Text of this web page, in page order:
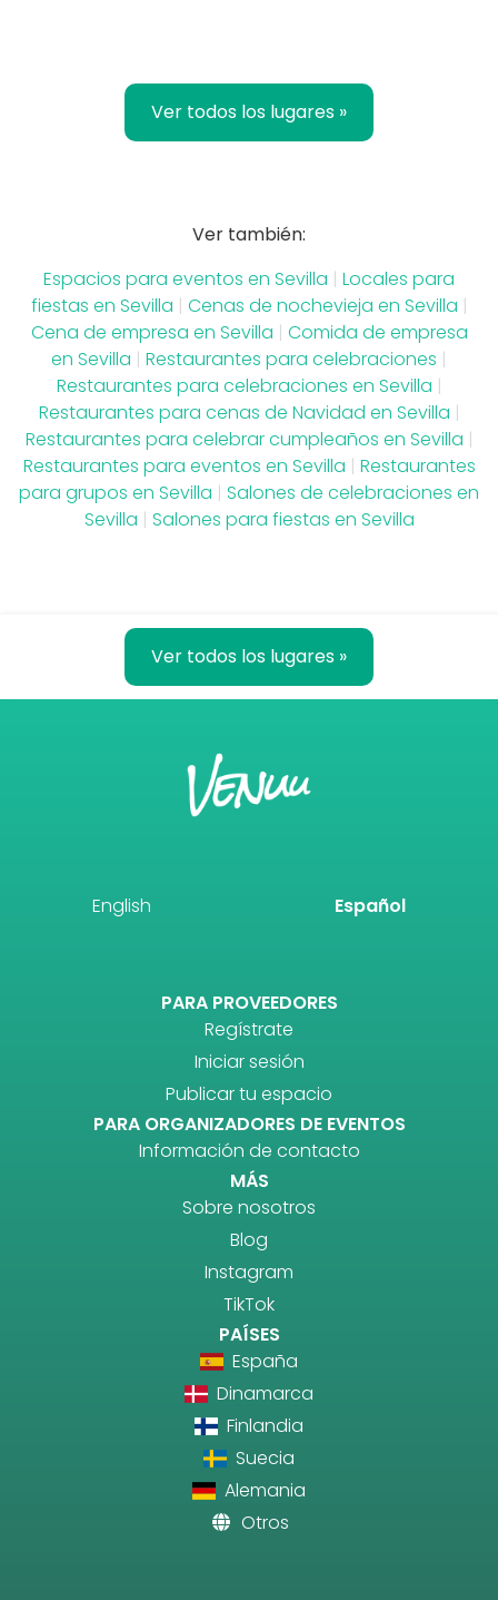
Ver todos los lugares »
Ver también:
Espacios para eventos en Sevilla | Locales para
fiestas en Sevilla | Cenas de nochevieja en Sevilla |
Cena de empresa en Sevilla | Comida de empresa
en Sevilla | Restaurantes para celebraciones |
Restaurantes para celebraciones en Sevilla |
Restaurantes para cenas de Navidad en Sevilla |
Restaurantes para celebrar cumpleaños en Sevilla |
Restaurantes para eventos en Sevilla | Restaurantes
para grupos en Sevilla | Salones de celebraciones en
Sevilla | Salones para fiestas en Sevilla
Ver todos los lugares »
English Español
PARA PROVEEDORES
Regístrate
Iniciar sesión
Publicar tu espacio
PARA ORGANIZADORES DE EVENTOS
Información de contacto
MÁS
Sobre nosotros
Blog
Instagram
TikTok
PAÍSES
España
Dinamarca
Finlandia
Suecia
Alemania
Otros